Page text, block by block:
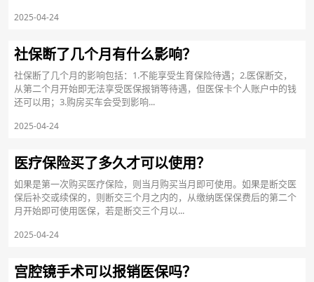
2025-04-24
社保断了几个月有什么影响？
社保断了几个月的影响包括：1.不能享受生育保险待遇；2.医保断交，
从第二个月开始即无法享受医保报销等待遇，但医保卡个人账户中的钱
还可以用；3.购房买车会受到影响...
2025-04-24
医疗保险买了多久才可以使用？
如果是第一次购买医疗保险，则当月购买当月即可使用。如果是断交医
保后补交或续保的，则断交三个月之内的，从缴纳医保保费后的第二个
月开始即可使用医保，若是断交三个月以...
2025-04-24
宫腔镜手术可以报销医保吗？